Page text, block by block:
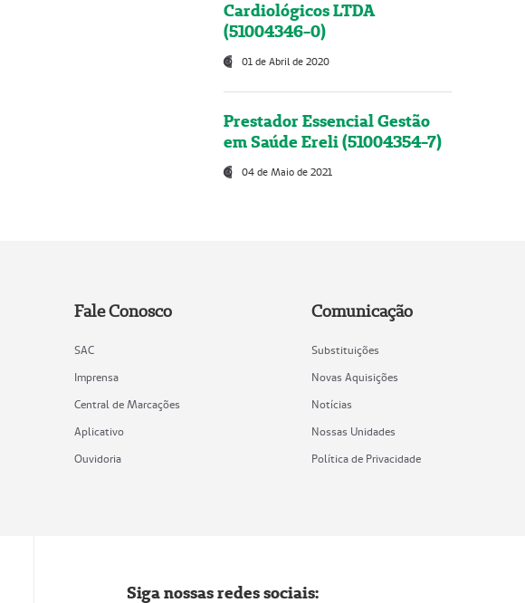
Cardiológicos LTDA
(51004346-0)
01 de Abril de 2020
Prestador Essencial Gestão
em Saúde Ereli (51004354-7)
04 de Maio de 2021
Fale Conosco
SAC
Imprensa
Central de Marcações
Aplicativo
Ouvidoria
Comunicação
Substituições
Novas Aquisições
Notícias
Nossas Unidades
Política de Privacidade
Siga nossas redes sociais: